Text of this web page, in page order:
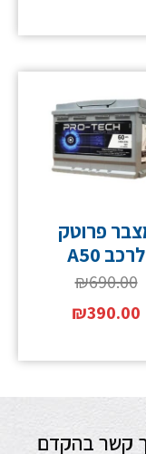
פרוטק
לרכב A50
₪690.00
₪390.00
קשר בהקדם